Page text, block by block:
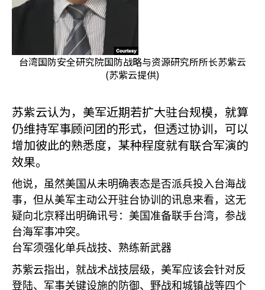
台湾国防安全研究院国防战略与资源研究所所长苏紫云
(苏紫云提供)
苏紫云认为，美军近期若扩大驻台规模，就算
仍维持军事顾问团的形式，但透过协训，可以
增加彼此的熟悉度，某种程度就有联合军演的
效果。
他说，虽然美国从未明确表态是否派兵投入台海战
事，但从美军主动公开驻台协训的讯息来看，这无
疑向北京释出明确讯号：美国准备联手台湾，参战
台海军事冲突。
台军须强化单兵战技、熟练新武器
苏紫云指出，就战术战技层级，美军应该会针对反
登陆、军事关键设施的防御、野战和城镇战等四个